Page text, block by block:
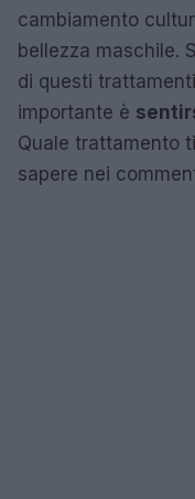
cambiamento
bellezza maschile.
di questi
importante è
Quale trattamento
sapere nei